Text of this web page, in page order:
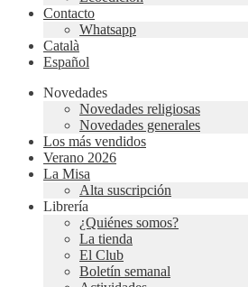
Contacto
Whatsapp
Català
Español
Novedades
Novedades religiosas
Novedades generales
Los más vendidos
Verano 2026
La Misa
Alta suscripción
Librería
¿Quiénes somos?
La tienda
El Club
Boletín semanal